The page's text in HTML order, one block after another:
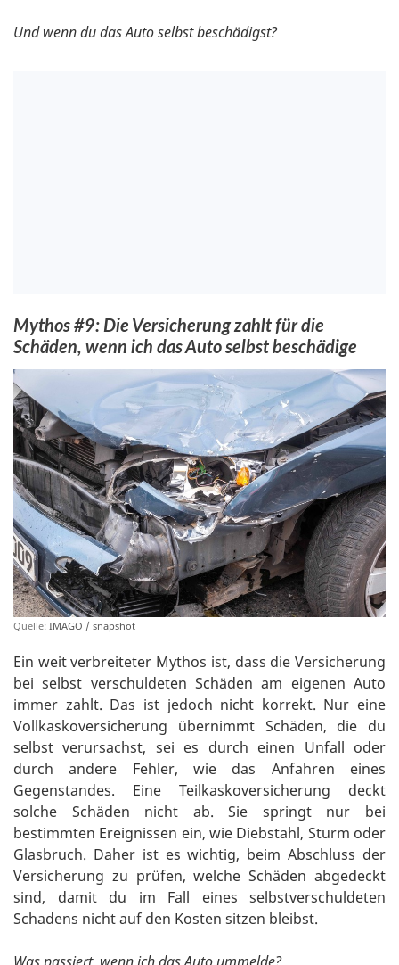
Und wenn du das Auto selbst beschädigst?
Mythos #9: Die Versicherung zahlt für die
Schäden, wenn ich das Auto selbst beschädige
Quelle: IMAGO / snapshot
Ein weit verbreiteter Mythos ist, dass die Versicherung
bei selbst verschuldeten Schäden am eigenen Auto
immer zahlt. Das ist jedoch nicht korrekt. Nur eine
Vollkaskoversicherung übernimmt Schäden, die du
selbst verursachst, sei es durch einen Unfall oder
durch andere Fehler, wie das Anfahren eines
Gegenstandes. Eine Teilkaskoversicherung deckt
solche Schäden nicht ab. Sie springt nur bei
bestimmten Ereignissen ein, wie Diebstahl, Sturm oder
Glasbruch. Daher ist es wichtig, beim Abschluss der
Versicherung zu prüfen, welche Schäden abgedeckt
sind, damit du im Fall eines selbstverschuldeten
Schadens nicht auf den Kosten sitzen bleibst.